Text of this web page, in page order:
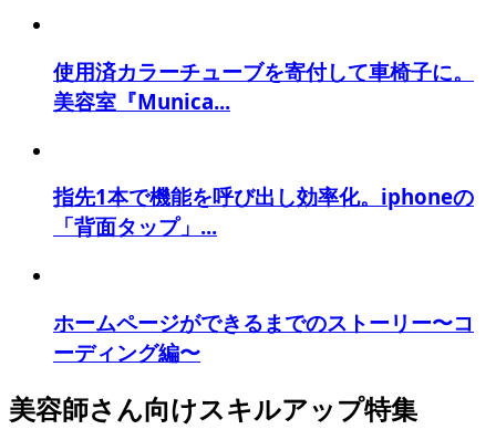
使用済カラーチューブを寄付して車椅子に。
美容室『Munica...
指先1本で機能を呼び出し効率化。iphoneの
「背面タップ」...
ホームページができるまでのストーリー〜コ
ーディング編〜
美容師さん向けスキルアップ特集